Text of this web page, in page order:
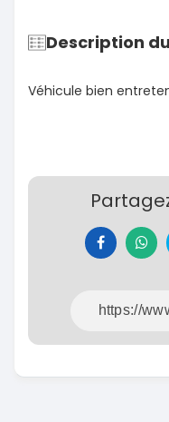
Description
Véhicule bien